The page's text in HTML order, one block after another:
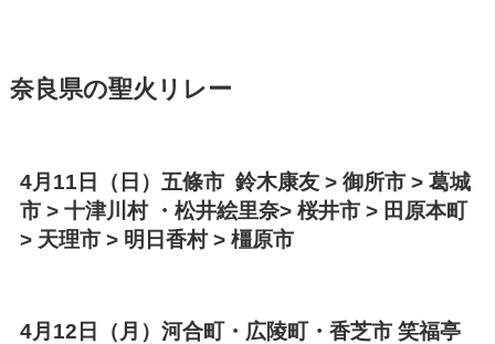
奈良県の聖火リレー
4月11日（日）五條市 鈴木康友 > 御所市 > 葛城
市 > 十津川村 ・松井絵里奈> 桜井市 > 田原本町
> 天理市 > 明日香村 > 橿原市
4月12日（月）河合町・広陵町・香芝市 笑福亭